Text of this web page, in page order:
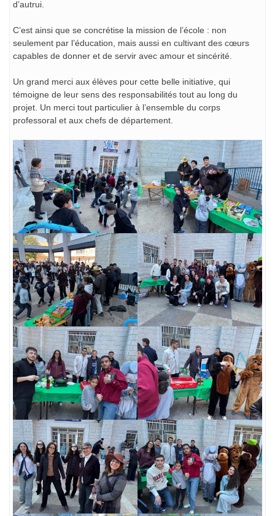
d’autrui.
C’est ainsi que se concrétise la mission de l’école : non
seulement par l’éducation, mais aussi en cultivant des cœurs
capables de donner et de servir avec amour et sincérité.
Un grand merci aux élèves pour cette belle initiative, qui
témoigne de leur sens des responsabilités tout au long du
projet. Un merci tout particulier à l’ensemble du corps
professoral et aux chefs de département.